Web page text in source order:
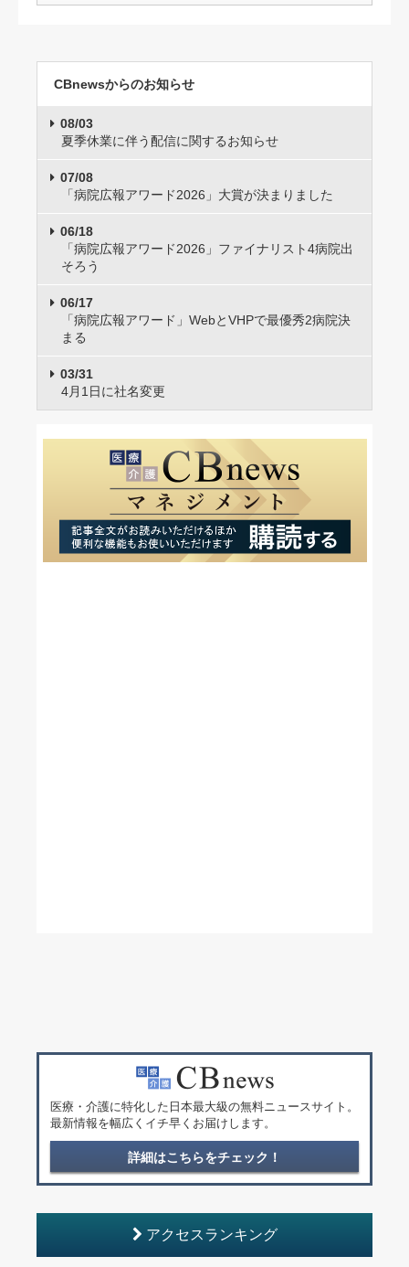
CBnewsからのお知らせ
08/03
夏季休業に伴う配信に関するお知らせ
07/08
「病院広報アワード2026」大賞が決まりました
06/18
「病院広報アワード2026」ファイナリスト4病院出
そろう
06/17
「病院広報アワード」WebとVHPで最優秀2病院決
まる
03/31
4月1日に社名変更
医療・介護に特化した日本最大級の無料ニュースサイト。
最新情報を幅広くイチ早くお届けします。
詳細はこちらをチェック！
アクセスランキング